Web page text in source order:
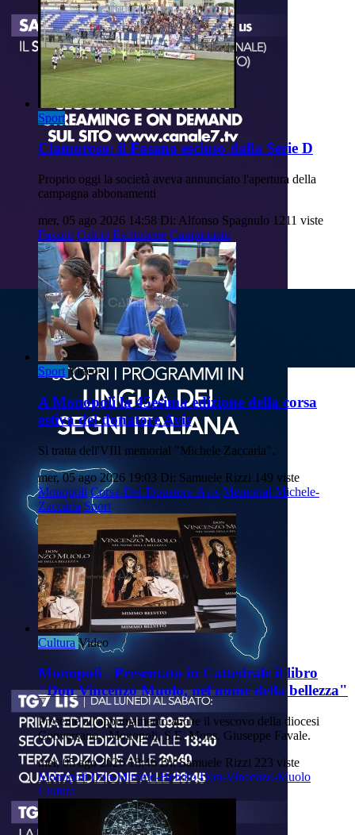
Sport
Clamoroso: il Fasano escluso dalla Serie D
Proprio oggi la società aveva annunciato l'apertura della
campagna abbonamenti
mer, 05 ago 2026 14:58 Di: Alfonso Spagnulo 1211 viste
Fasano Calcio Esclusione Campionato
Sport Video
A Monopoli la 45esima edizione della corsa
estiva del donatore Avis
Si tratta dell'VIII memorial "Michele Zaccaria".
mer, 05 ago 2026 19:03 Di: Samuele Rizzi 149 viste
Monopoli Corsa-Del-Donatore-Avis Memorial-Michele-
Zaccaria Sport
Cultura Video
Monopoli - Presentato in Cattedrale il libro
"Don Vincenzo Muolo, nel nome della bellezza"
Presente all'appuntamento anche il vescovo della diocesi
Conversano - Monopoli, S.E. Mons. Giuseppe Favale.
mer, 05 ago 2026 18:46 Di: Samuele Rizzi 223 viste
Monopoli Don-Mimmo-Belvito Don-Vincenzo-Muolo
Cultura